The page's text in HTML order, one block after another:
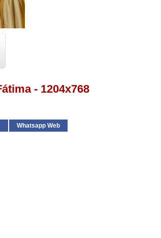
- 1204x768
Whatsapp Web